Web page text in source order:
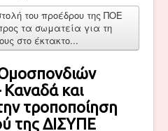
του προέδρου της ΠΟΕ
τα σωματεία για τη
στο έκτακτο...
και
τροποποίηση
της ΔΙΣΥΠΕ